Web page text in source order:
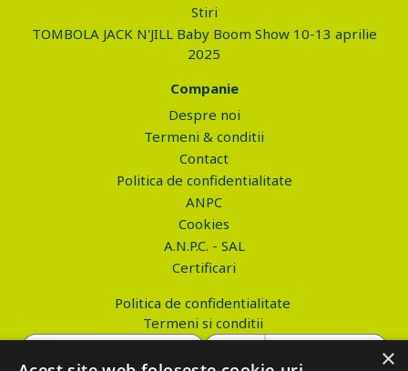
Stiri
TOMBOLA JACK N'JILL Baby Boom Show 10-13 aprilie
2025
Companie
Despre noi
Termeni & conditii
Contact
Politica de confidentialitate
ANPC
Cookies
A.N.P.C. - SAL
Certificari
Politica de confidentialitate
Termeni si conditii
×